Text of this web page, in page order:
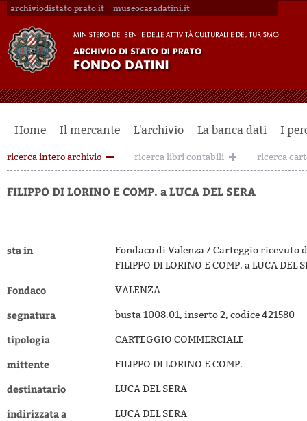
archiviodistato.prato.it museocasadatini.it
Home Il mercante L'archivio La banca dati I
ricerca intero archivio ricerca libri contabili ricerca
FILIPPO DI LORINO E COMP. a LUCA DEL SERA
sta in
Fondaco di Valenza / Carteggio ricevuto
FILIPPO DI LORINO E COMP. a LUCA DEL
Fondaco VALENZA
segnatura busta 1008.01, inserto 2, codice 421580
tipologia CARTEGGIO COMMERCIALE
mittente FILIPPO DI LORINO E COMP.
destinatario LUCA DEL SERA
indirizzata a LUCA DEL SERA